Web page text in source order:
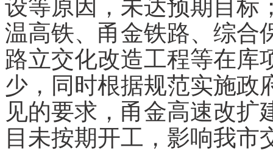
温高铁、甬金铁路、综合
路立交化改造工程等在库
少，同时根据规范实施政
见的要求，甬金高速改
目未按期开工，影响我市